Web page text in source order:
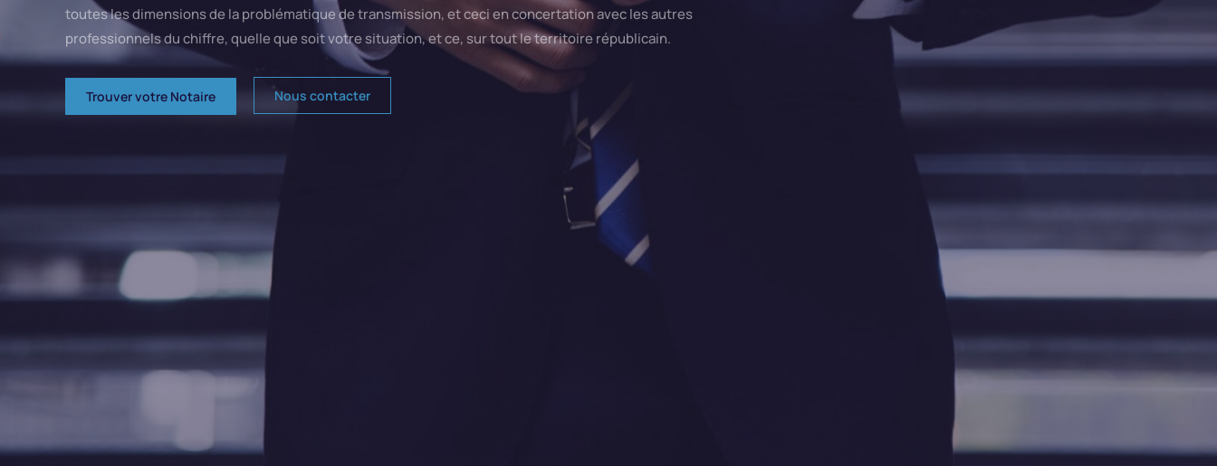
toutes les dimensions de la problématique de transmission, et ceci en concertation avec les autres
professionnels du chiffre, quelle que soit votre situation, et ce, sur tout le territoire républicain.
Trouver votre Notaire Nous contacter